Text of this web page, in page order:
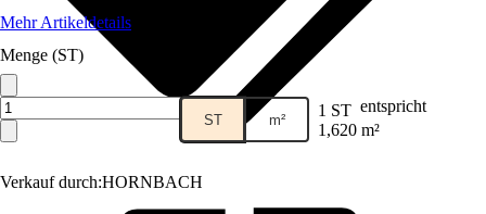
Verkauf durch:HORNBACH
Mehr Artikeldetails
Menge (ST)
ST m² 1 ST entspricht
1,620 m²